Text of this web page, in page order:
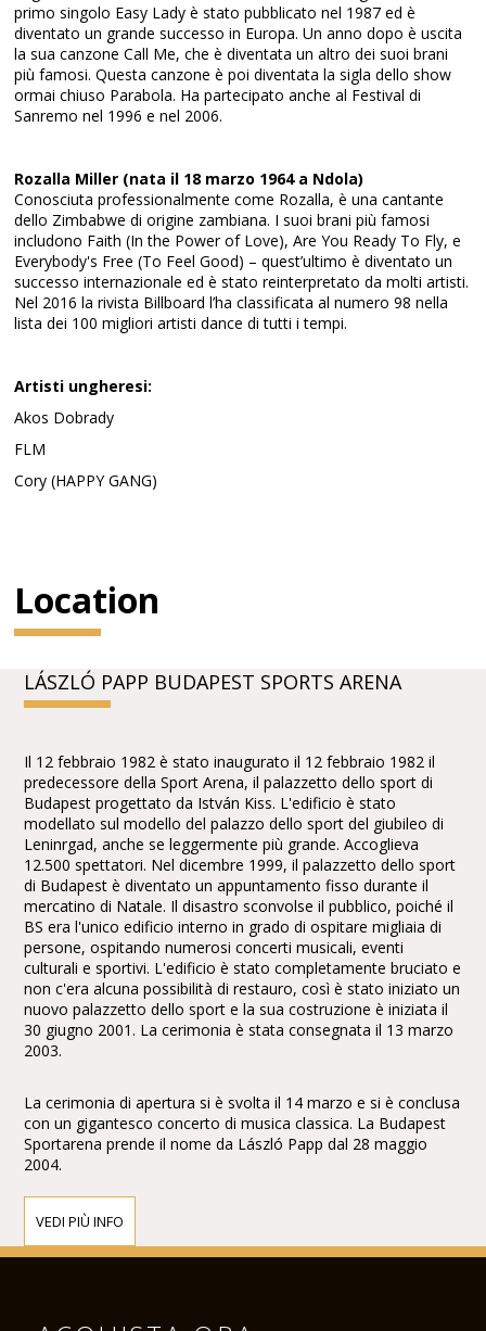
primo singolo Easy Lady è stato pubblicato nel 1987 ed è
diventato un grande successo in Europa. Un anno dopo è uscita
la sua canzone Call Me, che è diventata un altro dei suoi brani
più famosi. Questa canzone è poi diventata la sigla dello show
ormai chiuso Parabola. Ha partecipato anche al Festival di
Sanremo nel 1996 e nel 2006.
Rozalla Miller (nata il 18 marzo 1964 a Ndola)
Conosciuta professionalmente come Rozalla, è una cantante
dello Zimbabwe di origine zambiana. I suoi brani più famosi
includono Faith (In the Power of Love), Are You Ready To Fly, e
Everybody's Free (To Feel Good) – quest’ultimo è diventato un
successo internazionale ed è stato reinterpretato da molti artisti.
Nel 2016 la rivista Billboard l’ha classificata al numero 98 nella
lista dei 100 migliori artisti dance di tutti i tempi.
Artisti ungheresi:
Akos Dobrady
FLM
Cory (HAPPY GANG)
Location
LÁSZLÓ PAPP BUDAPEST SPORTS ARENA
Il 12 febbraio 1982 è stato inaugurato il 12 febbraio 1982 il
predecessore della Sport Arena, il palazzetto dello sport di
Budapest progettato da István Kiss. L'edificio è stato
modellato sul modello del palazzo dello sport del giubileo di
Leninrgad, anche se leggermente più grande. Accoglieva
12.500 spettatori. Nel dicembre 1999, il palazzetto dello sport
di Budapest è diventato un appuntamento fisso durante il
mercatino di Natale. Il disastro sconvolse il pubblico, poiché il
BS era l'unico edificio interno in grado di ospitare migliaia di
persone, ospitando numerosi concerti musicali, eventi
culturali e sportivi. L'edificio è stato completamente bruciato e
non c'era alcuna possibilità di restauro, così è stato iniziato un
nuovo palazzetto dello sport e la sua costruzione è iniziata il
30 giugno 2001. La cerimonia è stata consegnata il 13 marzo
2003.
La cerimonia di apertura si è svolta il 14 marzo e si è conclusa
con un gigantesco concerto di musica classica. La Budapest
Sportarena prende il nome da László Papp dal 28 maggio
2004.
VEDI PIÙ INFO